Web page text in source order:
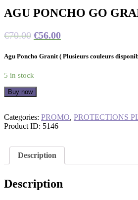
AGU PONCHO GO
€70.00 €56.00
Agu Poncho Granit ( Plusieurs couleurs
5 in stock
Buy now
Categories: PROMO, PROTECTIONS
Product ID: 5146
Description
Description